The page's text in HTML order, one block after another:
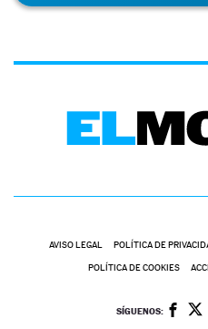
AVISO LEGAL POLÍTICA DE
POLÍTICA DE COOKIES
SÍGUENOS: